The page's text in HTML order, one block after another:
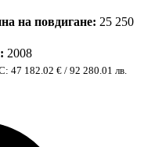
на повдигане: 25 250
2008
47 182.02 € / 92 280.01 лв.